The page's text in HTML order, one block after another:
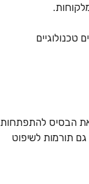
טכנולוגיים
את הבסיס להתפתחות
תורמות לשיפוט